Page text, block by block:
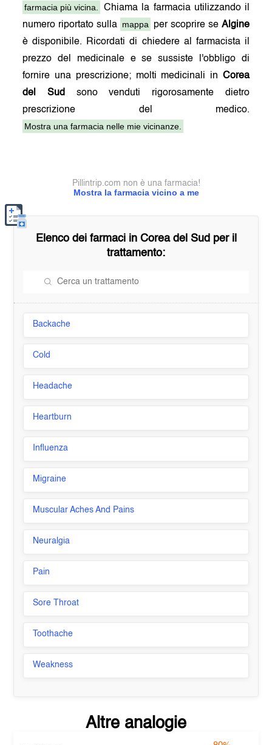
farmacia più vicina.
Chiama la farmacia utilizzando il
numero riportato sulla mappa per scoprire se Algine
è disponibile. Ricordati di chiedere al farmacista il
prezzo del medicinale e se sussiste l'obbligo di
fornire una prescrizione; molti medicinali in Corea
del Sud
sono venduti rigorosamente dietro
prescrizione del medico.
Mostra una farmacia nelle mie vicinanze.
Mostra la farmacia vicino a me
Pillintrip.com non è una farmacia!
Elenco dei farmaci in Corea del Sud per il
trattamento:
Backache
Cold
Headache
Heartburn
Influenza
Migraine
Muscular Aches And Pains
Neuralgia
Pain
Sore Throat
Toothache
Weakness
Altre analogie